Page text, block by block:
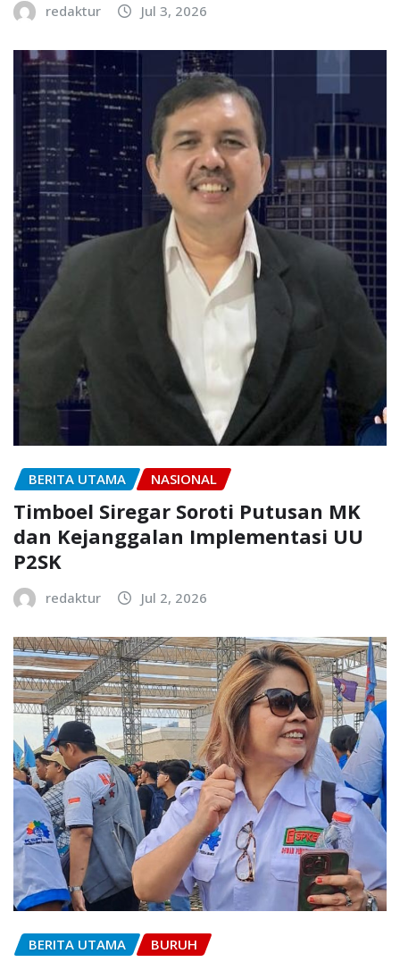
redaktur Jul 3, 2026
BERITA UTAMA NASIONAL
Timboel Siregar Soroti Putusan MK
dan Kejanggalan Implementasi UU
P2SK
redaktur Jul 2, 2026
BERITA UTAMA BURUH